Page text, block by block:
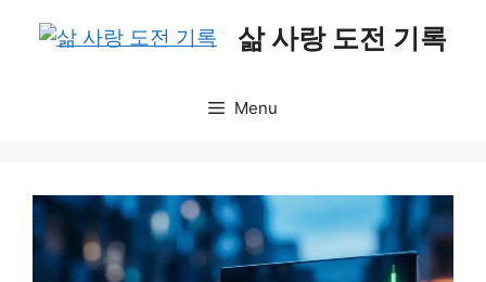
삶 사랑 도전 기록
Menu